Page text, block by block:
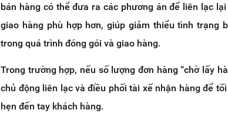
bán hàng có thể đưa ra các phương án để liên lạc
giao hàng phù hợp hơn, giúp giảm thiểu tình trạng
trong quá trình đóng gói và giao hàng.
Trong trường hợp, nếu số lượng đơn hàng “chờ lấy
chủ động liên lạc và điều phối tài xế nhận hàng để
hẹn đến tay khách hàng.